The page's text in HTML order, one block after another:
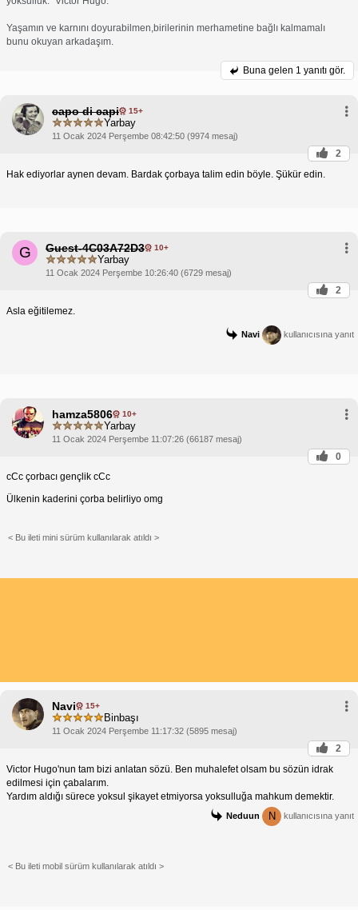
Yaşamın ve karnını doyurabilmen,birilerinin merhametine bağlı kalmamalı
bunu okuyan arkadaşım.
Buna gelen 1 yanıtı gör.
capo di capi 15+
Yarbay
11 Ocak 2024 Perşembe 08:42:50 (9974 mesaj)
2
Hak ediyorlar aynen devam. Bardak çorbaya talim edin böyle. Şükür edin.
G Guest-4C03A72D3 10+
Yarbay
11 Ocak 2024 Perşembe 10:26:40 (6729 mesaj)
2
Asla eğitilemez.
Navi kullanıcısına yanıt
hamza5806 10+
Yarbay
11 Ocak 2024 Perşembe 11:07:26 (66187 mesaj)
0
cCc çorbacı gençlik cCc
Ülkenin kaderini çorba belirliyo omg
< Bu ileti mini sürüm kullanılarak atıldı >
Navi 15+
Binbaşı
11 Ocak 2024 Perşembe 11:17:32 (5895 mesaj)
2
Victor Hugo'nun tam bizi anlatan sözü. Ben muhalefet olsam bu sözün idrak
edilmesi için çabalarım.
Yardım aldığı sürece yoksul şikayet etmiyorsa yoksulluğa mahkum demektir.
Neduun N kullanıcısına yanıt
< Bu ileti mobil sürüm kullanılarak atıldı >